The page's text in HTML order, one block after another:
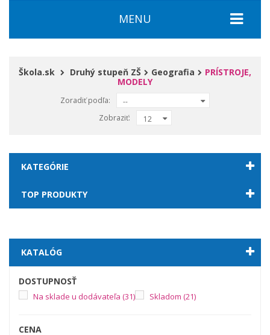
MENU
Škola.sk Druhý stupeň ZŠ Geografia
PRÍSTROJE,
MODELY
Zoradiť podľa:
--
Zobraziť:
12
KATEGÓRIE
TOP PRODUKTY
KATALÓG
DOSTUPNOSŤ
Na sklade u dodávateľa (31) Skladom (21)
CENA